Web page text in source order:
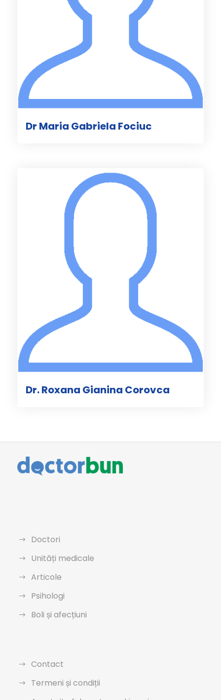
Dr Maria Gabriela Fociuc
Dr. Roxana Gianina Corovca
Doctori
Unități medicale
Articole
Psihologi
Boli și afecțiuni
Contact
Termeni și condiții